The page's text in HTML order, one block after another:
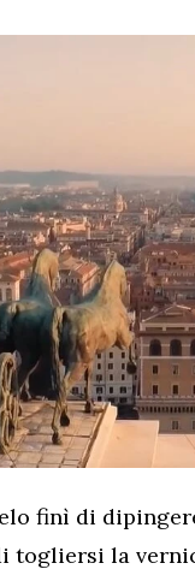
finì di
togliersi la